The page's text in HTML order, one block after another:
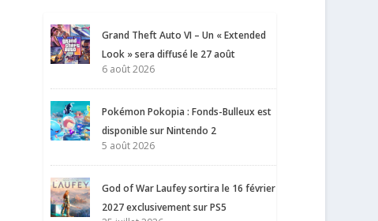
Grand Theft Auto VI – Un « Extended
Look » sera diffusé le 27 août
6 août 2026
Pokémon Pokopia : Fonds-Bulleux est
disponible sur Nintendo 2
5 août 2026
God of War Laufey sortira le 16 février
2027 exclusivement sur PS5